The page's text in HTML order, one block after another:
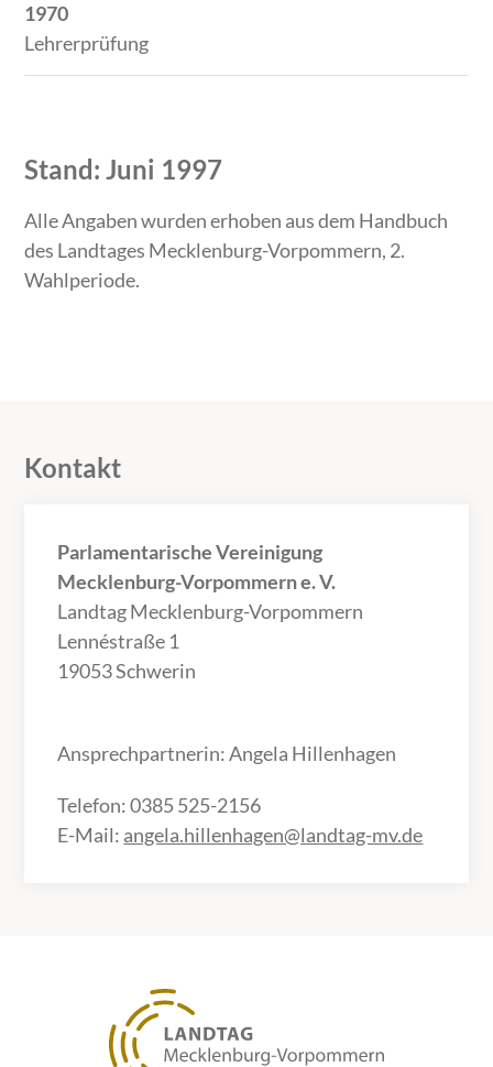
1970
Lehrerprüfung
Stand: Juni 1997
Alle Angaben wurden erhoben aus dem Handbuch
des Landtages Mecklenburg-Vorpommern, 2.
Wahlperiode.
Kontakt
Parlamentarische Vereinigung
Mecklenburg-Vorpommern e. V.
Landtag Mecklenburg-Vorpommern
Lennéstraße 1
19053 Schwerin
Ansprechpartnerin: Angela Hillenhagen
Telefon: 0385 525-2156
E-Mail: angela.hillenhagen@landtag-mv.de